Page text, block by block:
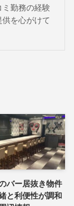
勤務の経験
を心がけて
バー居抜き物件
と利便性が調和